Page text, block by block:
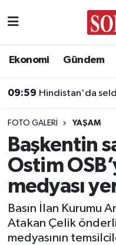
Ekonomi Gündem
09:59 Hindistan'da selde
09:58 Gebze’de drift
FOTO GALERI YAŞAM
Başkentin
Ostim
medyası
Basın İlan Kurumu
Atakan Çelik
medyasının
Asayiş
Biyografi
Çevre
Diğer
Dünya
Ankara Nöbetçi
Ankara Trafik
Süper Lig Puan
Tüm Manşetler
Son Dakika